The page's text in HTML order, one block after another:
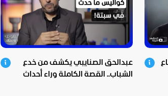
عبدالحق الصنايبي يكشف من خدع
الشباب.. القصة الكاملة وراء أحداث